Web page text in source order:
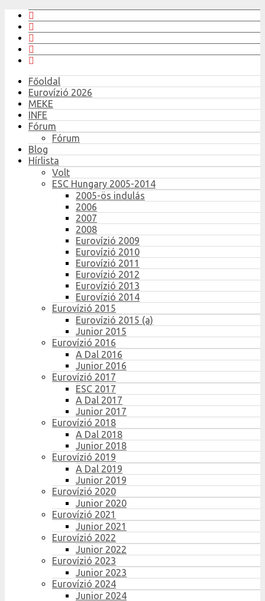
Főoldal
Eurovízió 2026
MEKE
INFE
Fórum
Fórum
Blog
Hírlista
Volt
ESC Hungary 2005-2014
2005-ös indulás
2006
2007
2008
Eurovízió 2009
Eurovízió 2010
Eurovízió 2011
Eurovízió 2012
Eurovízió 2013
Eurovízió 2014
Eurovízió 2015
Eurovízió 2015 (a)
Junior 2015
Eurovízió 2016
A Dal 2016
Junior 2016
Eurovízió 2017
ESC 2017
A Dal 2017
Junior 2017
Eurovízió 2018
A Dal 2018
Junior 2018
Eurovízió 2019
A Dal 2019
Junior 2019
Eurovízió 2020
Junior 2020
Eurovízió 2021
Junior 2021
Eurovízió 2022
Junior 2022
Eurovízió 2023
Junior 2023
Eurovízió 2024
Junior 2024